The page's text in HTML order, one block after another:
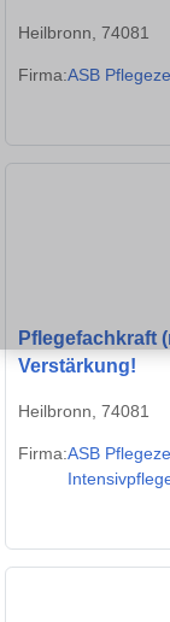
Heilbronn, 74081
Firma:ASB
Pflegefachkraft
Verstärkung!
Heilbronn, 74081
Firma:ASB